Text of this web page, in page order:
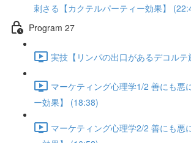
刺さる【カクテルパーティー効果】
Program 27
実技【リンパの出口があるデコル
マーケティング心理学1/2 善にも悪
ー効果】 (18:38)
マーケティング心理学2/2 善にも悪